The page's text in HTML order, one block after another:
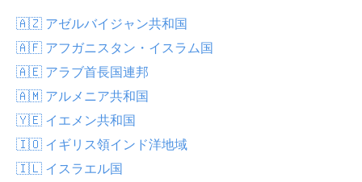
🇦🇿 アゼルバイジャン共和国
🇦🇫 アフガニスタン・イスラム国
🇦🇪 アラブ首長国連邦
🇦🇲 アルメニア共和国
🇾🇪 イエメン共和国
🇮🇴 イギリス領インド洋地域
🇮🇱 イスラエル国